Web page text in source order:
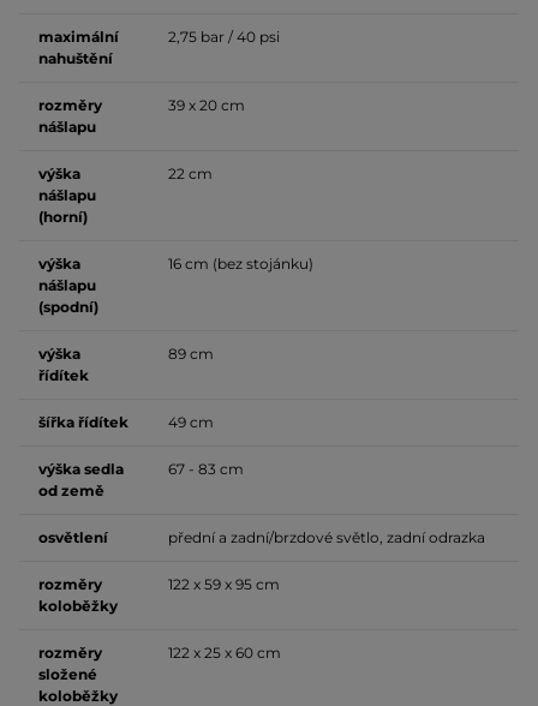
maximální
nahuštění
2,75 bar / 40 psi
rozměry
nášlapu
39 x 20 cm
výška
nášlapu
(horní)
22 cm
výška
nášlapu
(spodní)
16 cm (bez stojánku)
výška
řídítek
89 cm
šířka řídítek 49 cm
výška sedla
od země
67 - 83 cm
osvětlení přední a zadní/brzdové světlo, zadní odrazka
rozměry
koloběžky
122 x 59 x 95 cm
rozměry
složené
koloběžky
122 x 25 x 60 cm